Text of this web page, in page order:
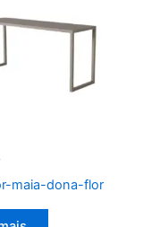
maia-dona-flor